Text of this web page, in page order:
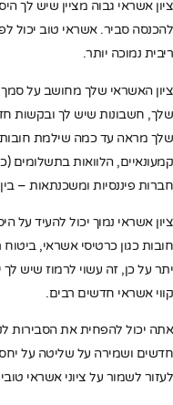
ציון אשראי גבוה מציין שיש לך
להכנסה סביר. אשראי טוב יכול
ריבית נמוכה יותר.
ציון האשראי שלך מחושב על סמך
שלך, חשבונות שיש לך ובקשות
שלך מראה עד כמה שילמת חובות
קמעונאיים, הלוואות בתשלומים
חברות פיננסיות ומשכנתאות –
ציון אשראי נמוך יכול להעיד
חובות כגון כרטיסי אשראי, ביטוח
יתר על כן, זה עשוי לרמוז שיש
קווי אשראי חדשים רבים.
אתה יכול להפחית את הסבירות
חדשים ושמירה על שליטה על
לעזור לשמור על ציוני אשראי